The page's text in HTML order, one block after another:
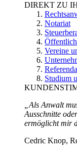
DIREKT ZU
Notariat
Vereine
Studium
„Als Anwalt
Ausschnitte
ermöglicht mir
Cedric Knop,